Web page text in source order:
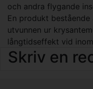
och andra flygande
En produkt
utvunnen ur
långtidseffekt vid
Skriv en